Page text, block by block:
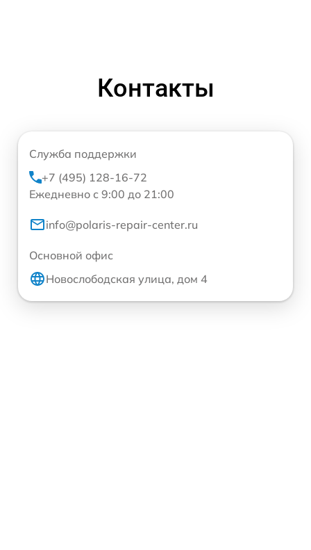
Контакты
Служба поддержки
+7 (495) 128-16-72
Ежедневно с 9:00 до 21:00
info@polaris-repair-center.ru
Основной офис
Новослободская улица, дом 4